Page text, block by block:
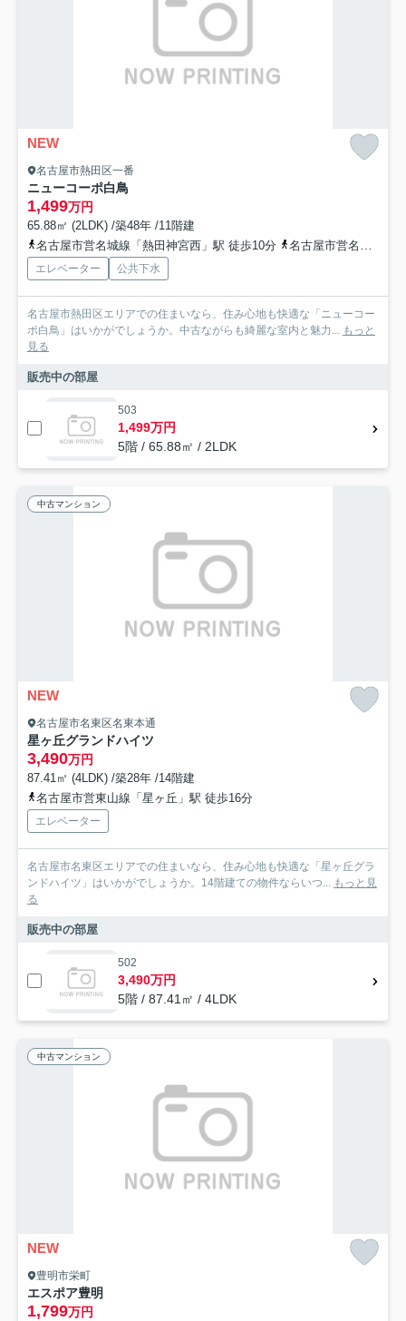
NEW
名古屋市熱田区一番
ニューコーポ白鳥
1,499万円
65.88㎡ (2LDK) /築48年 /11階建
名古屋市営名城線「熱田神宮西」駅 徒歩10分
名古屋市営名城線「熱田神宮伝馬町」駅 徒歩14分
エレベーター 公共下水
名古屋市熱田区エリアでの住まいなら、住み心地も快適な「ニューコー
ポ白鳥」はいかがでしょうか。中古ながらも綺麗な室内と魅力...
もっと
見る
販売中の部屋
503
1,499万円
5階 / 65.88㎡ / 2LDK
中古マンション
NEW
名古屋市名東区名東本通
星ヶ丘グランドハイツ
3,490万円
87.41㎡ (4LDK) /築28年 /14階建
名古屋市営東山線「星ヶ丘」駅 徒歩16分
エレベーター
名古屋市名東区エリアでの住まいなら、住み心地も快適な「星ヶ丘グラ
ンドハイツ」はいかがでしょうか。14階建ての物件ならいつ...
もっと見
る
販売中の部屋
502
3,490万円
5階 / 87.41㎡ / 4LDK
中古マンション
NEW
豊明市栄町
エスポア豊明
1,799万円